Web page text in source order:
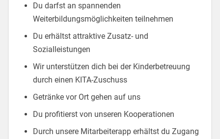
Du darfst an spannenden
Weiterbildungsmöglichkeiten teilnehmen
Du erhältst attraktive Zusatz- und
Sozialleistungen
Wir unterstützen dich bei der Kinderbetreuung
durch einen KITA-Zuschuss
Getränke vor Ort gehen auf uns
Du profitierst von unseren Kooperationen
Durch unsere Mitarbeiterapp erhältst du Zugang